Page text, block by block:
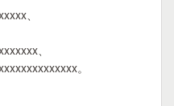
、
、
。